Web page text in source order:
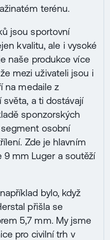
terénu.
jsou sportovní
kvalitu, ale i vysoké
naše produkce více
mezi uživateli jsou i
na medaile z
a ti dostávají
sponzorských
osobní
Zde je hlavním
9 mm Luger a soutěží
bylo, když
přišla se
5,7 mm. My jsme
pro civilní trh v